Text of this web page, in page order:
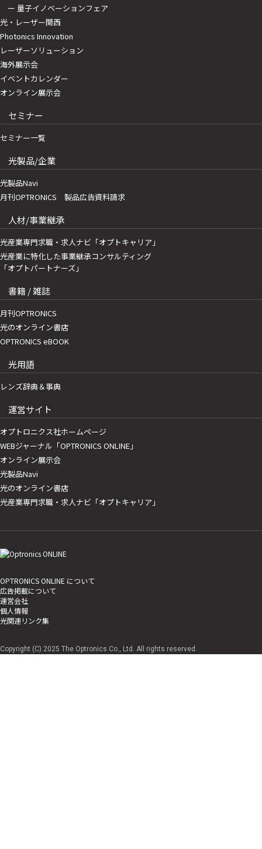
ー 量子イノベーションフェア
光・レーザー関西
Photonics Innovation
レーザーソリューション
海外展示会
イベントカレンダー
オンライン展示会
セミナー
セミナー一覧
光製品/企業
光製品Navi
月刊OPTRONICS 製品広告資料請求
人材/事業継承
光産業専門求職・求人ナビ「オプトキャリア」
光産業に特化した事業継承コンサルティング
「オプトパートナーズ」
書籍 / 雑誌
月刊OPTRONICS
光のオンライン書店
OPTRONICS eBOOK
光用語
レンズ辞典＆事典
運営サイト
オプトロニクス社ホームページ
WEBジャーナル「OPTRONICS ONLINE」
オンライン展示会
光製品Navi
光のオンライン書店
光産業専門求職・求人ナビ「オプトキャリア」
OPTRONICS ONLINE について
広告掲載について
運営会社
個人情報
光関連リンク集
Copyright (C) 2025 The Optronics Co., Ltd. All rights reserved.